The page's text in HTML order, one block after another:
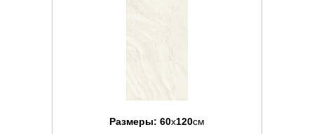
Размеры: 60x120см